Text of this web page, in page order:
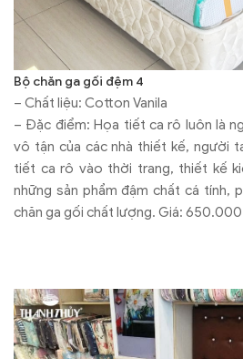
Bộ chăn ga gối đệm 4
– Chất liệu: Cotton Vanila
– Đặc điểm: Họa tiết ca rô luôn là
vô tận của các nhà thiết kế, người
tiết ca rô vào thời trang, thiết kế
những sản phẩm đậm chất cá tính,
chăn ga gối chất lượng. Giá: